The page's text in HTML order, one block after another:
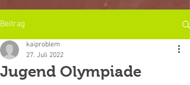
Beitrag
Jugend Olympiade
kaiproblem
27. Juli 2022